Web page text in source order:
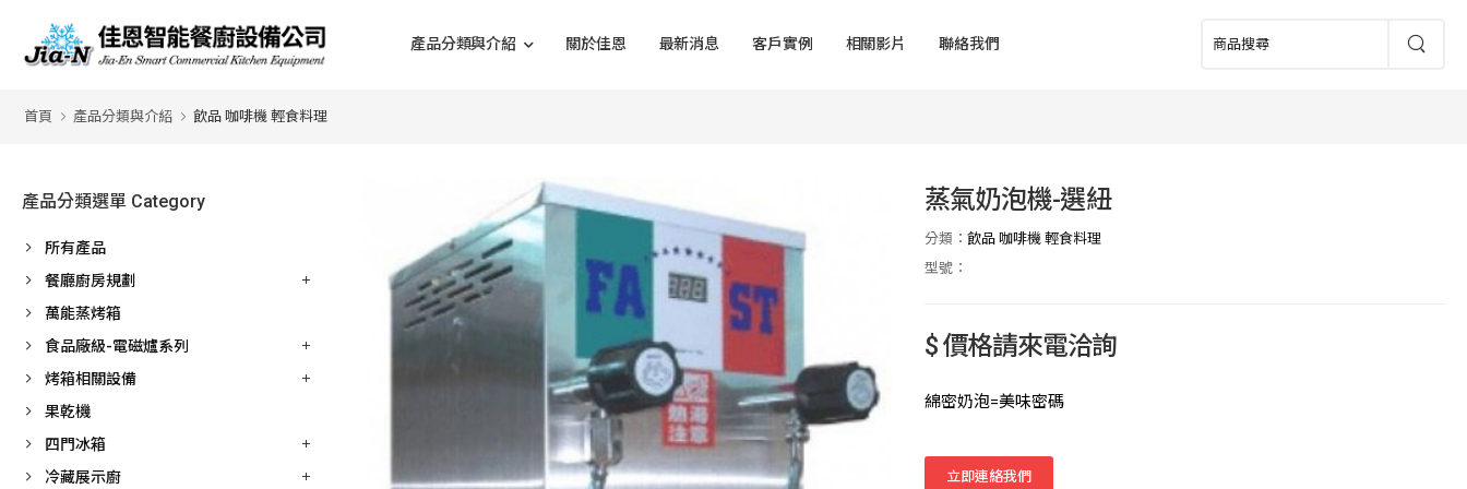
產品分類與介紹 關於佳恩 最新消息 客戶實例 相關影片 聯絡我們
首頁 產品分類與介紹 飲品 咖啡機 輕食料理
產品分類選單 Category
所有產品
餐廳廚房規劃
萬能蒸烤箱
食品廠級-電磁爐系列
烤箱相關設備
果乾機
四門冰箱
冷藏展示廚
蒸氣奶泡機-選紐
分類： 飲品 咖啡機 輕食料理
型號：
$ 價格請來電洽詢
綿密奶泡=美味密碼
立即連絡我們